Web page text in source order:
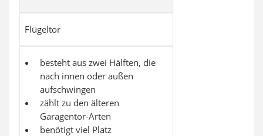
Flügeltor
besteht aus zwei Hälften, die
nach innen oder außen
aufschwingen
zählt zu den älteren
Garagentor-Arten
benötigt viel Platz